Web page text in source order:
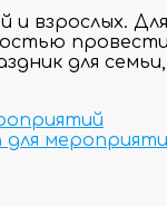
взрослых.
для